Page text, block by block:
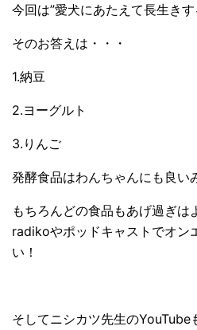
今回は”愛犬にあたえて長生き
そのお答えは・・・
1.納豆
2.ヨーグルト
3.りんご
発酵食品はわんちゃんにも良い
もちろんどの食品もあげ過ぎは
radikoやポッドキャストでオン
い！
そしてニシカツ先生のYouTube